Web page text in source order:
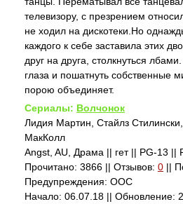
телевизору, с презрением
не ходил на дискотеки.Но
каждого к себе заставила этих
друг на друга, столкнуться
глаза и пошатнуть собственные
порою объединяет.
Сериалы: Волчонок
Лидия Мартин, Стайлз
МакКолл
Angst, AU, Драма || гет || PG-13 ||
Прочитано: 3866 || Отзывов: 0 ||
Предупреждения: ООС
Начало: 06.07.18 || Обновление: